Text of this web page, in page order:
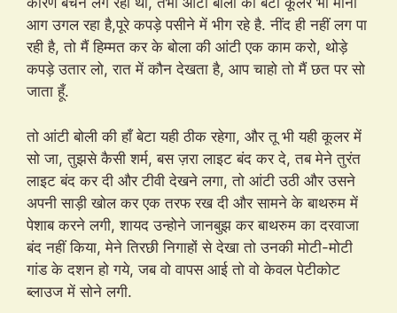
आग उगल रहा है,पूरे कपड़े पसीने में भीग रहे है. नींद ही नहीं लग पा
रही है, तो मैं हिम्मत कर के बोला की आंटी एक काम करो, थोड़े
कपड़े उतार लो, रात में कौन देखता है, आप चाहो तो मैं छत पर सो
जाता हूँ.
तो आंटी बोली की हाँ बेटा यही ठीक रहेगा, और तू भी यही कूलर में
सो जा, तुझसे कैसी शर्म, बस ज़रा लाइट बंद कर दे, तब मेने तुरंत
लाइट बंद कर दी और टीवी देखने लगा, तो आंटी उठी और उसने
अपनी साड़ी खोल कर एक तरफ रख दी और सामने के बाथरुम में
पेशाब करने लगी, शायद उन्होने जानबुझ कर बाथरुम का दरवाजा
बंद नहीं किया, मेने तिरछी निगाहों से देखा तो उनकी मोटी-मोटी
गांड के दशन हो गये, जब वो वापस आई तो वो केवल पेटीकोट
ब्लाउज में सोने लगी.